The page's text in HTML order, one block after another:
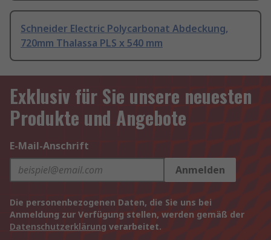
Schneider Electric Polycarbonat Abdeckung,
720mm Thalassa PLS x 540 mm
Exklusiv für Sie unsere neuesten
Produkte und Angebote
E-Mail-Anschrift
Anmelden
Die personenbezogenen Daten, die Sie uns bei
Anmeldung zur Verfügung stellen, werden gemäß der
Datenschutzerklärung verarbeitet.